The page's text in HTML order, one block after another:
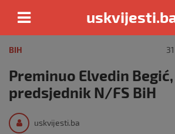
content
BIH
Preminuo Elvedin
predsjednik N/FS BiH
uskvijesti.ba